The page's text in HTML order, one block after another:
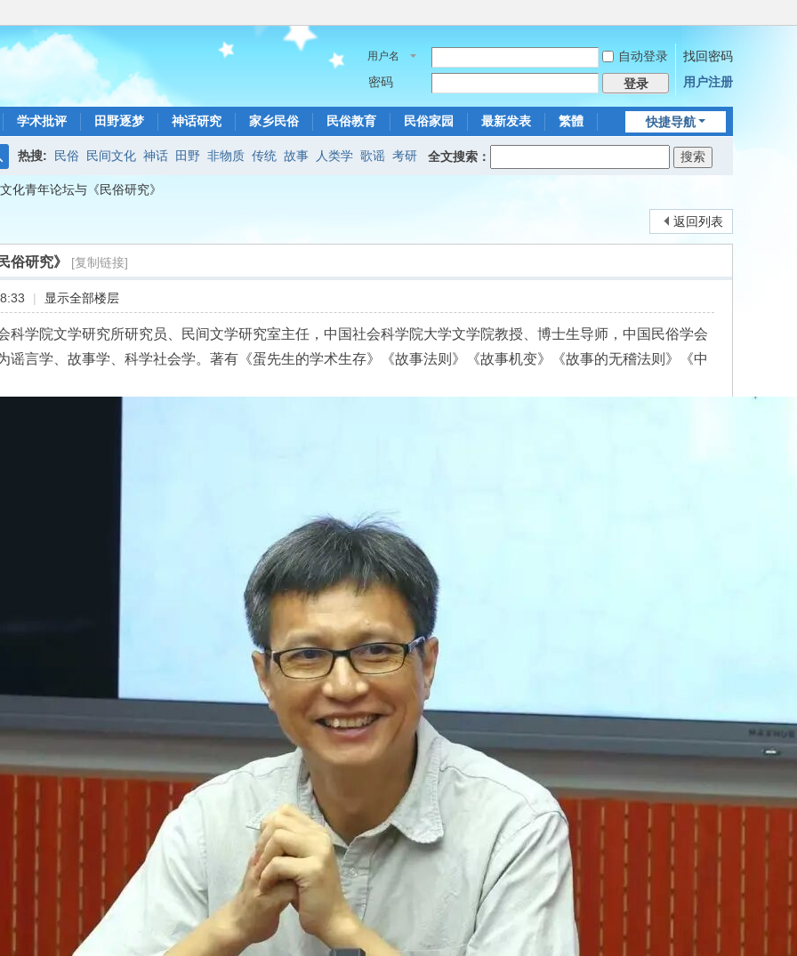
用户名 自动登录
找回密码
密码
登录 用户注册
快捷导航
学术批评 田野逐梦 神话研究 家乡民俗 民俗教育 民俗家园 最新发表 繁體
热搜: 民俗 民间文化 神话 田野 非物质 传统 故事 人类学 歌谣 考研 全文搜索：
化青年论坛与《民俗研究》
返回列表
俗研究》 [复制链接]
| 显示全部楼层
科学院文学研究所研究员、民间文学研究室主任，中国社会科学院大学文学院教授、博士生导师，中国民俗学会
谣言学、故事学、科学社会学。著有《蛋先生的学术生存》《故事法则》《故事机变》《故事的无稽法则》《中